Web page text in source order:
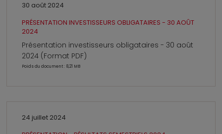
30 août 2024
PRÉSENTATION INVESTISSEURS OBLIGATAIRES - 30 AOÛT
2024
Présentation investisseurs obligataires - 30 août
2024 (Format PDF)
Poids du document : 8,21 MB
24 juillet 2024